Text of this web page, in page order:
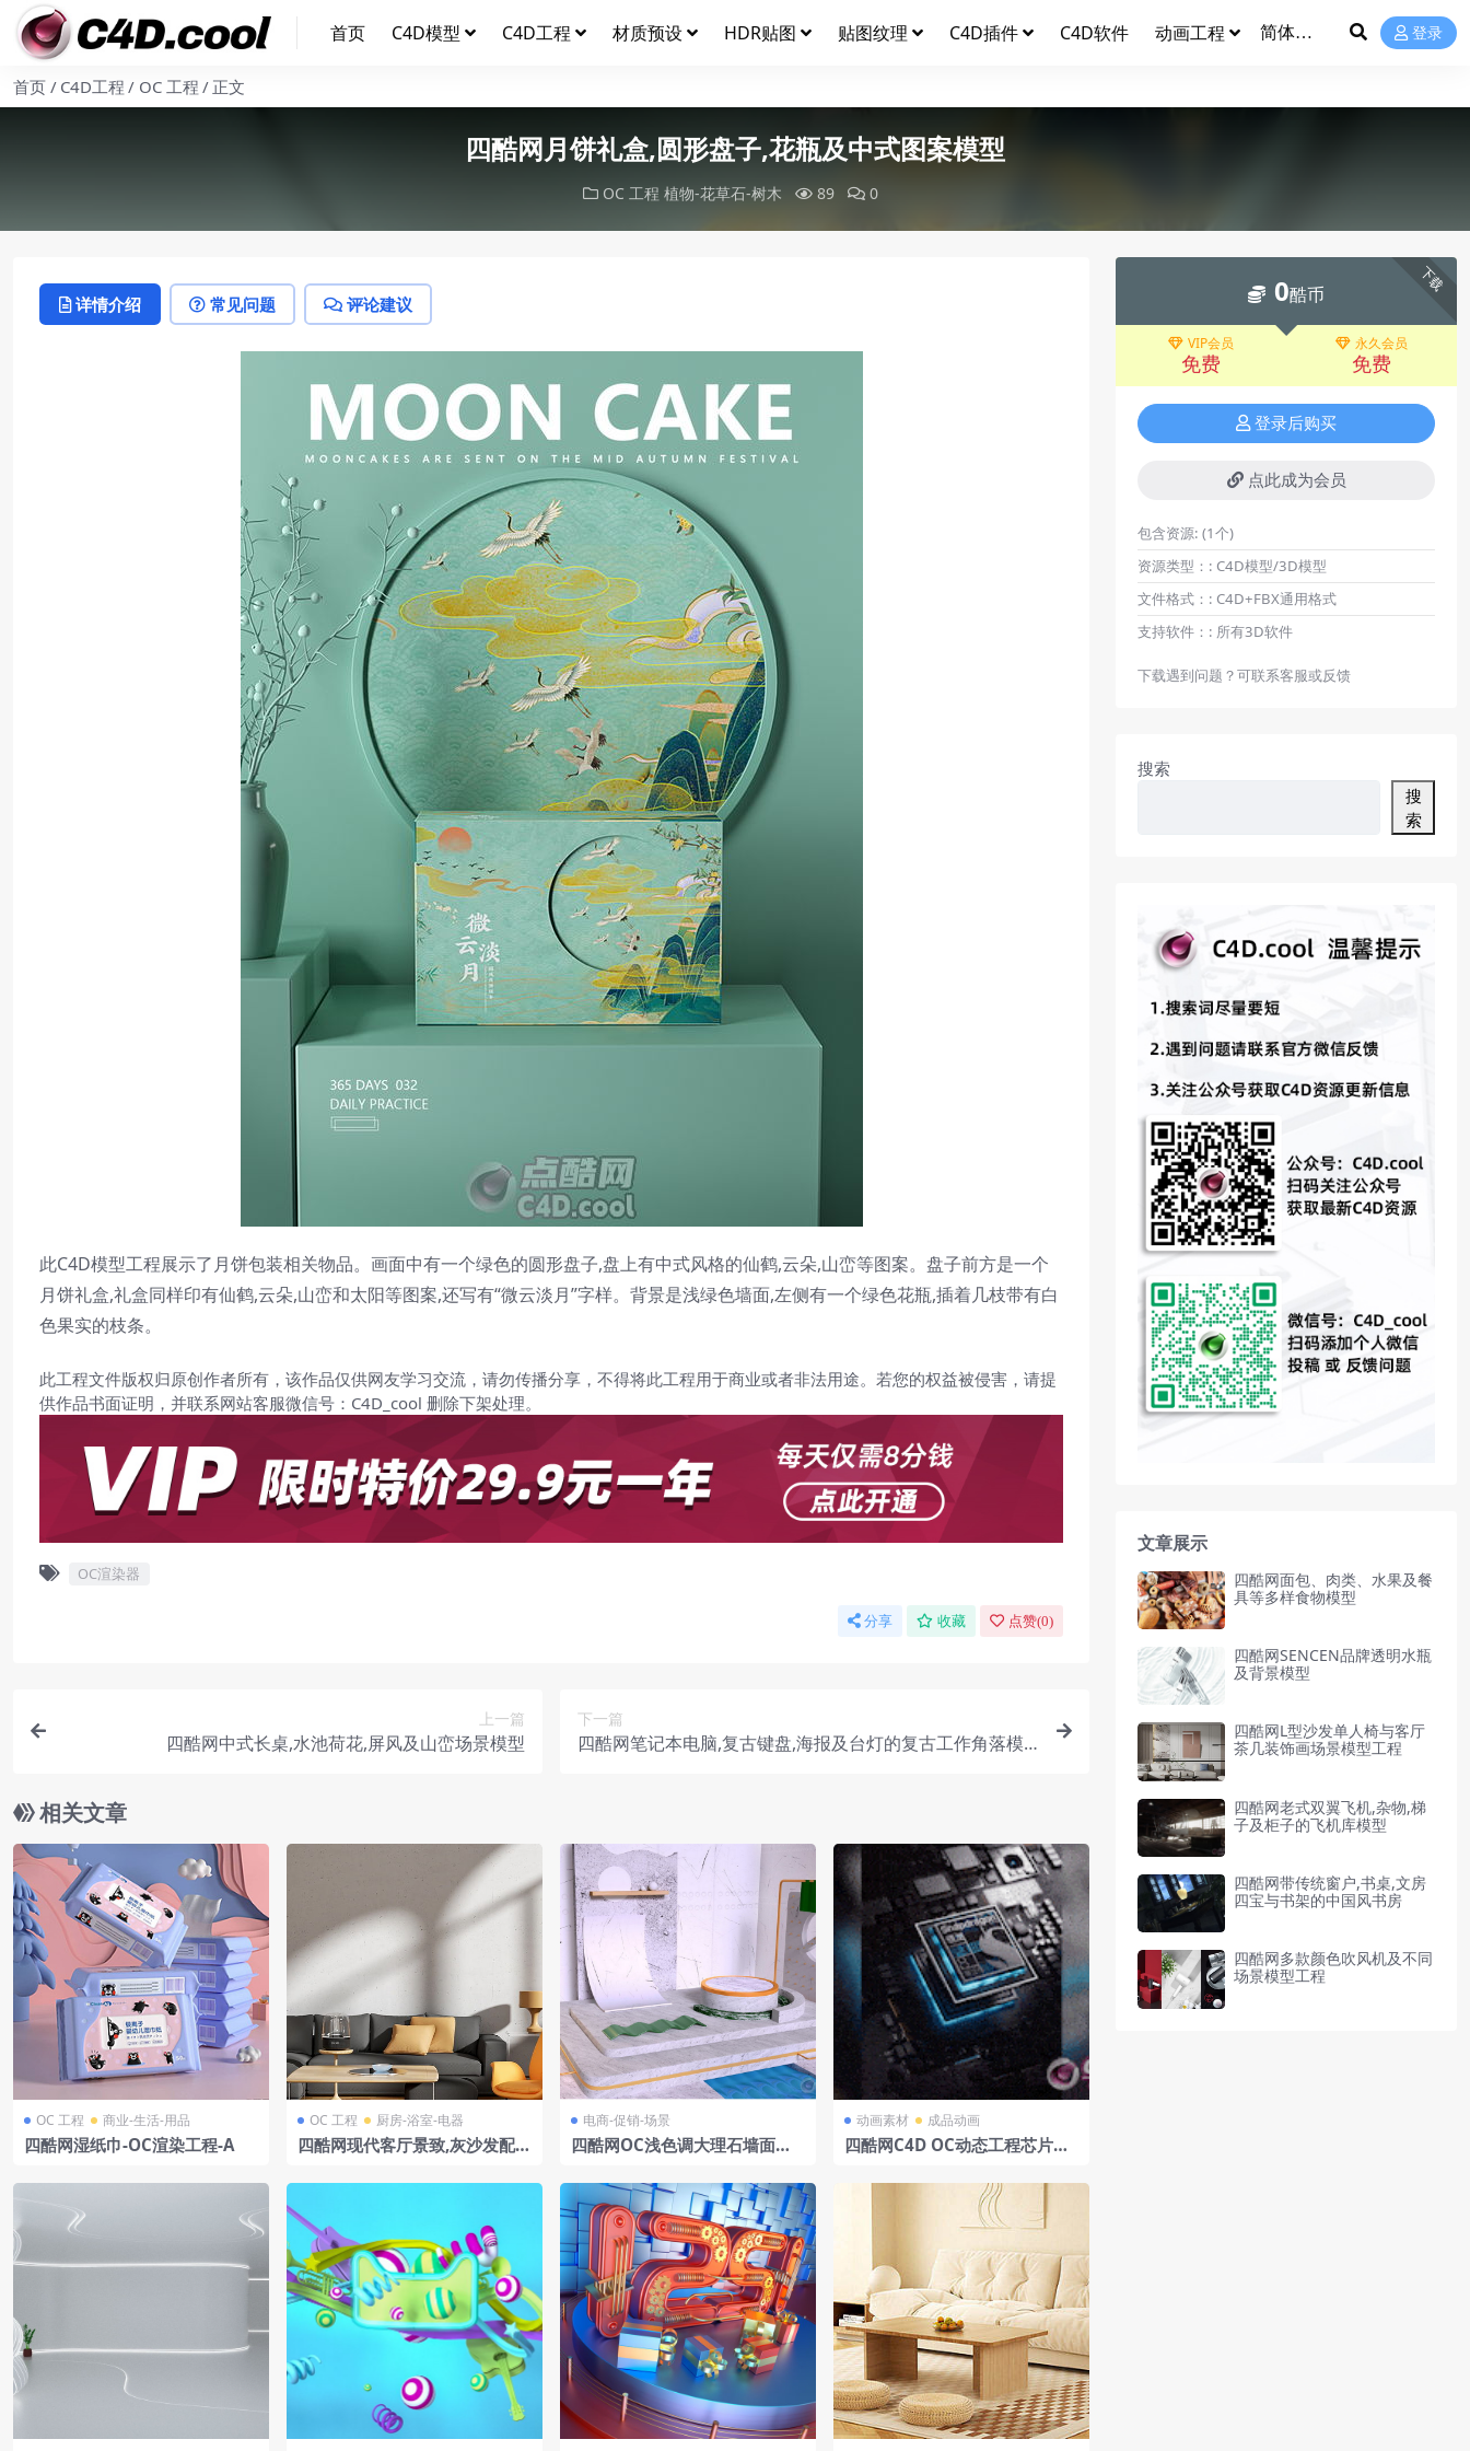
首页 C4D模型 C4D工程 材质预设 HDR贴图 贴图纹理 C4D插件 C4D软件 动画工程 登录
首页 C4D工程 OC 工程 正文
四酷网月饼礼盒,圆形盘子,花瓶及中式图案模型
OC 工程 植物-花草石-树木 89 0
详情介绍 常见问题 评论建议
此C4D模型工程展示了月饼包装相关物品。画面中有一个绿色的圆形盘子,盘上有中式风格的仙鹤,云朵,山峦等图案。盘子前方是一个
月饼礼盒,礼盒同样印有仙鹤,云朵,山峦和太阳等图案,还写有“微云淡月”字样。背景是浅绿色墙面,左侧有一个绿色花瓶,插着几枝带有白
色果实的枝条。
此工程文件版权归原创作者所有，该作品仅供网友学习交流，请勿传播分享，不得将此工程用于商业或者非法用途。若您的权益被侵害，请提
供作品书面证明，并联系网站客服微信号：C4D_cool 删除下架处理。
OC渲染器
分享 收藏 点赞(0)
上一篇
四酷网中式长桌,水池荷花,屏风及山峦场景模型
下一篇
四酷网笔记本电脑,复古键盘,海报及台灯的复古工作角落模
相关文章
OC 工程 商业-生活-用品
四酷网湿纸巾-OC渲染工程-A
OC 工程 厨房-浴室-电器
四酷网现代客厅景致,灰沙发配橙
电商-促销-场景
四酷网OC浅色调大理石墙面圆
动画素材 成品动画
四酷网C4D OC动态工程芯片电
下载
0酷币
VIP会员
免费
永久会员
免费
登录后购买
点此成为会员
包含资源: (1个)
资源类型：: C4D模型/3D模型
文件格式：: C4D+FBX通用格式
支持软件：: 所有3D软件
下载遇到问题？可联系客服或反馈
搜索
搜
索
文章展示
四酷网面包、肉类、水果及餐
具等多样食物模型
四酷网SENCEN品牌透明水瓶
及背景模型
四酷网L型沙发单人椅与客厅
茶几装饰画场景模型工程
四酷网老式双翼飞机,杂物,梯
子及柜子的飞机库模型
四酷网带传统窗户,书桌,文房
四宝与书架的中国风书房
四酷网多款颜色吹风机及不同
场景模型工程